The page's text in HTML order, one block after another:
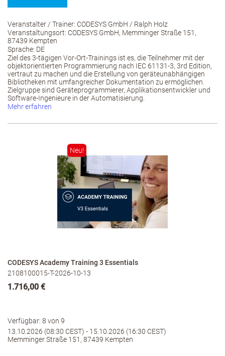
Veranstalter / Trainer: CODESYS GmbH / Ralph Holz
Veranstaltungsort: CODESYS GmbH, Memminger Straße 151,
87439 Kempten
Sprache: DE
Ziel des 3-tägigen Vor-Ort-Trainings ist es, die Teilnehmer mit der
objektorientierten Programmierung nach IEC 61131-3, 3rd Edition,
vertraut zu machen und die Erstellung von geräteunabhängigen
Bibliotheken mit umfangreicher Dokumentation zu ermöglichen.
Zielgruppe sind Geräteprogrammierer, Applikationsentwickler und
Software-Ingenieure in der Automatisierung.
Mehr erfahren
Neu!
CODESYS Academy Training 3 Essentials
2108100015-T-2026-10-13
1.716,00 €
Verfügbar: 8 von 9
13.10.2026 (08:30 CEST) - 15.10.2026 (16:30 CEST)
Memminger Straße 151, 87439 Kempten